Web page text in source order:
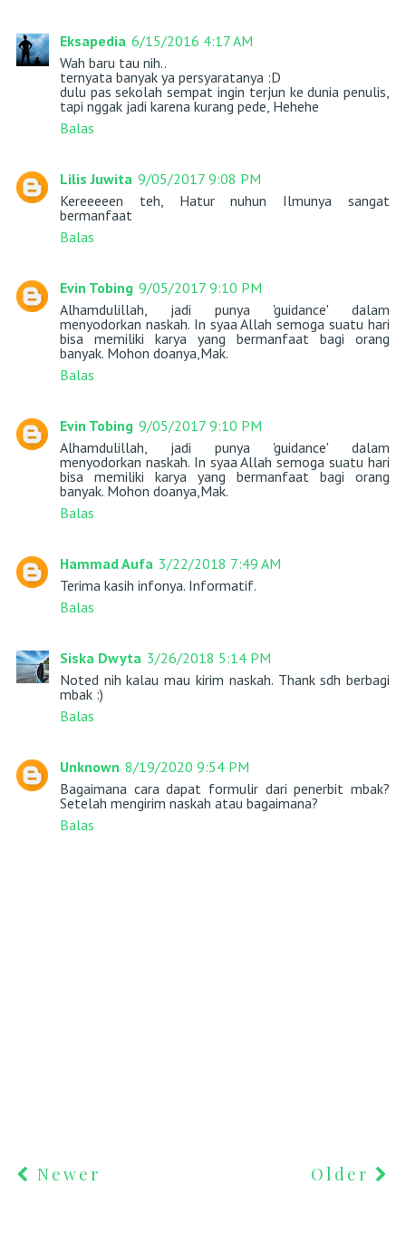
Eksapedia 6/15/2016 4:17 AM
Wah baru tau nih..
ternyata banyak ya persyaratanya :D
dulu pas sekolah sempat ingin terjun ke dunia penulis,
tapi nggak jadi karena kurang pede, Hehehe
Balas
Lilis Juwita 9/05/2017 9:08 PM
Kereeeeen teh, Hatur nuhun Ilmunya sangat
bermanfaat
Balas
Evin Tobing 9/05/2017 9:10 PM
Alhamdulillah, jadi punya 'guidance' dalam
menyodorkan naskah. In syaa Allah semoga suatu hari
bisa memiliki karya yang bermanfaat bagi orang
banyak. Mohon doanya,Mak.
Balas
Evin Tobing 9/05/2017 9:10 PM
Alhamdulillah, jadi punya 'guidance' dalam
menyodorkan naskah. In syaa Allah semoga suatu hari
bisa memiliki karya yang bermanfaat bagi orang
banyak. Mohon doanya,Mak.
Balas
Hammad Aufa 3/22/2018 7:49 AM
Terima kasih infonya. Informatif.
Balas
Siska Dwyta 3/26/2018 5:14 PM
Noted nih kalau mau kirim naskah. Thank sdh berbagi
mbak :)
Balas
Unknown 8/19/2020 9:54 PM
Bagaimana cara dapat formulir dari penerbit mbak?
Setelah mengirim naskah atau bagaimana?
Balas
Newer Older